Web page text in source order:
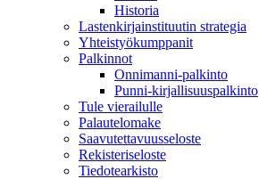
Historia
Lastenkirjainstituutin strategia
Yhteistyökumppanit
Palkinnot
Onnimanni-palkinto
Punni-kirjallisuuspalkinto
Tule vierailulle
Palautelomake
Saavutettavuusseloste
Rekisteriseloste
Tiedotearkisto